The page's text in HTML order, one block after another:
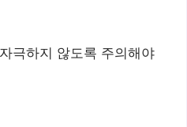
극하지 않도록 주의해야